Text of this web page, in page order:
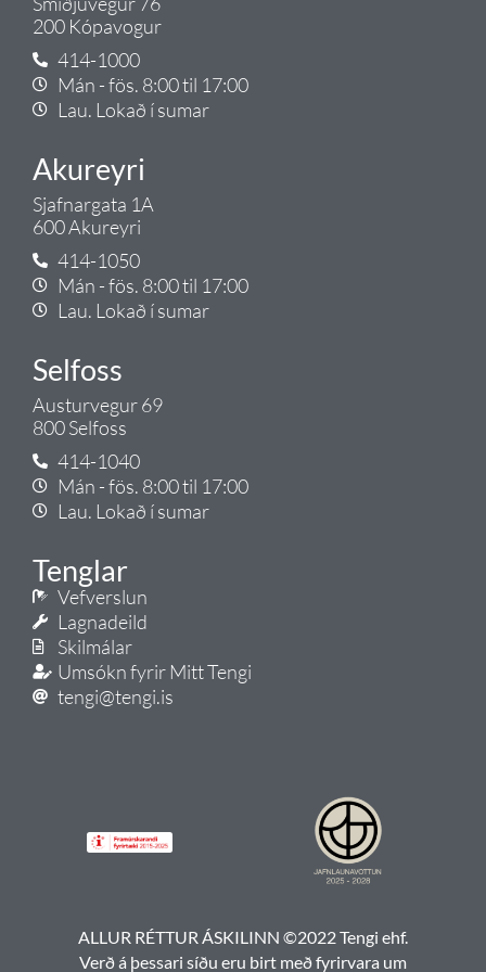
200 Kópavogur
414-1000
Mán - fös. 8:00 til 17:00
Lau. Lokað í sumar
Akureyri
Sjafnargata 1A
600 Akureyri
414-1050
Mán - fös. 8:00 til 17:00
Lau. Lokað í sumar
Selfoss
Austurvegur 69
800 Selfoss
414-1040
Mán - fös. 8:00 til 17:00
Lau. Lokað í sumar
Tenglar
Vefverslun
Lagnadeild
Skilmálar
Umsókn fyrir Mitt Tengi
tengi@tengi.is
ALLUR RÉTTUR ÁSKILINN ©2022 Tengi ehf.
Verð á þessari síðu eru birt með fyrirvara um